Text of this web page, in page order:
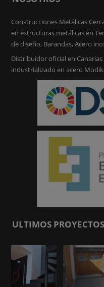
Construcciones Metálicas
en estructuras metálicas en
de diseño, Barandas, Acero
Distribuidor oficial en
industrializado en acero
ULTIMOS PROYECTOS